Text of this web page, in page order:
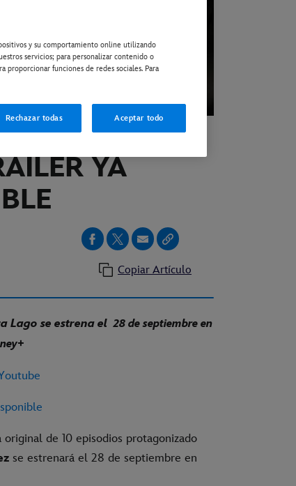
YA
Copiar Artículo
Lago se estrena el28 de septiembre en
de 10 episodios protagonizado
se estrenará el 28 de septiembre en
y su comportamiento online utilizando
servicios; para personalizar contenido o
proporcionar funciones de redes sociales. Para
Rechazar todas Aceptar todo